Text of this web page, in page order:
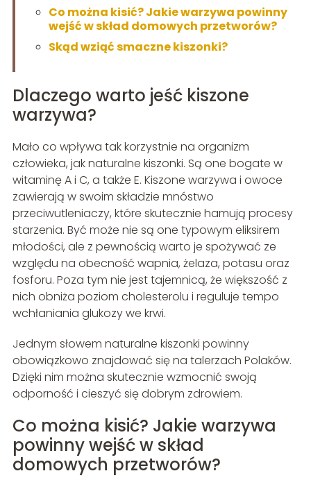
Co można kisić? Jakie warzywa powinny
wejść w skład domowych przetworów?
Skąd wziąć smaczne kiszonki?
Dlaczego warto jeść kiszone
warzywa?
Mało co wpływa tak korzystnie na organizm
człowieka, jak naturalne kiszonki. Są one bogate w
witaminę A i C, a także E. Kiszone warzywa i owoce
zawierają w swoim składzie mnóstwo
przeciwutleniaczy, które skutecznie hamują procesy
starzenia. Być może nie są one typowym eliksirem
młodości, ale z pewnością warto je spożywać ze
względu na obecność wapnia, żelaza, potasu oraz
fosforu. Poza tym nie jest tajemnicą, że większość z
nich obniża poziom cholesterolu i reguluje tempo
wchłaniania glukozy we krwi.
Jednym słowem naturalne kiszonki powinny
obowiązkowo znajdować się na talerzach Polaków.
Dzięki nim można skutecznie wzmocnić swoją
odporność i cieszyć się dobrym zdrowiem.
Co można kisić? Jakie warzywa
powinny wejść w skład
domowych przetworów?